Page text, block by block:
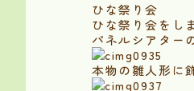
ひな祭り会
ひな祭り会をし
パネルシアター
本物の雛人形に